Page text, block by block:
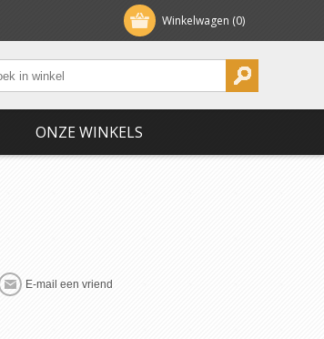
Winkelwagen (0)
ONZE WINKELS